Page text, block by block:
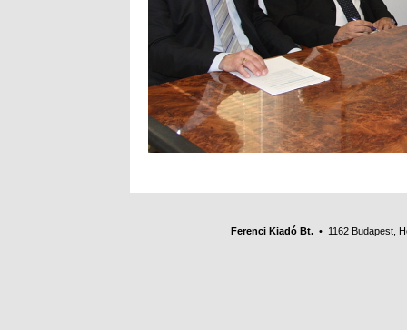
Ferenci Kiadó Bt. • 1162 Budapest,